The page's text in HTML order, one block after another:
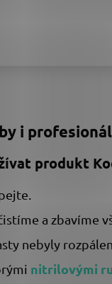
i
produkt
a zbavíme
nebyly
nitrilovými